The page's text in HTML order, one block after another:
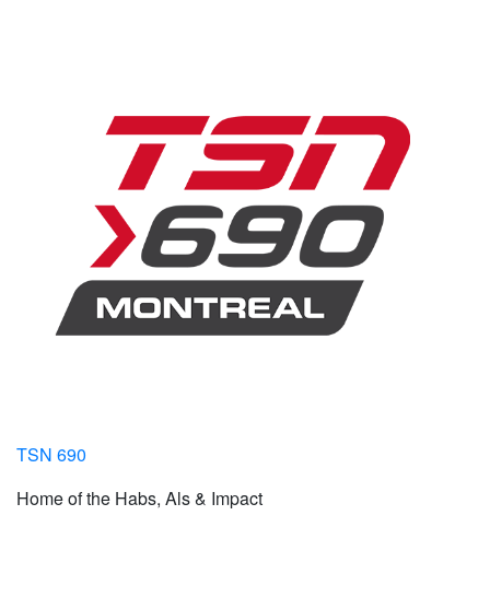
TSN 690
Home of the Habs, Als & Impact